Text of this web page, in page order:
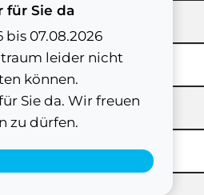
für Sie da
bis 07.08.2026
leider nicht
können.
Sie da. Wir freuen
zu dürfen.